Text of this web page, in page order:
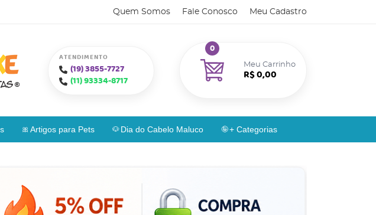
Quem Somos Fale Conosco Meu Cadastro
ATENDIMENTO
(19)3855-7727
(11)93334-8717
Meu Carrinho
0
R$ 0,00
Artigos para Pets Dia do Cabelo Maluco + Categorias